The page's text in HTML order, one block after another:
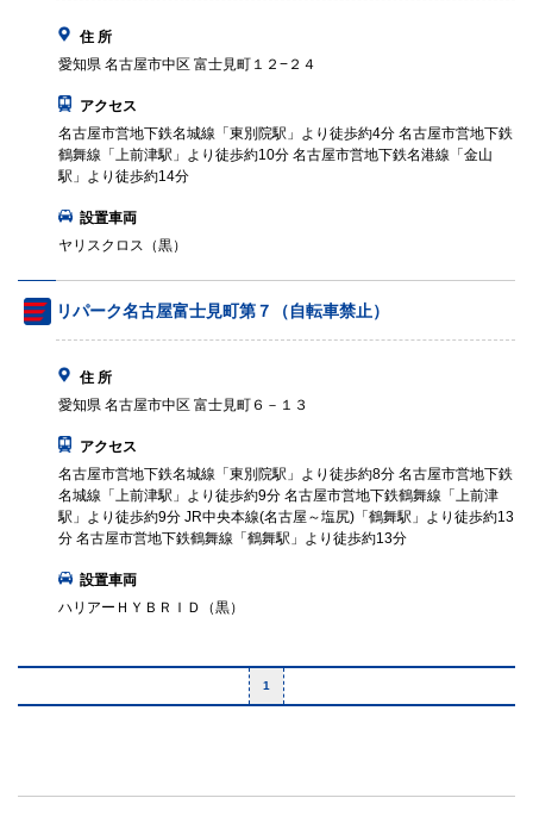
住 所
愛知県 名古屋市中区 富士見町１２−２４
アクセス
名古屋市営地下鉄名城線「東別院駅」より徒歩約4分 名古屋市営地下鉄
鶴舞線「上前津駅」より徒歩約10分 名古屋市営地下鉄名港線「金山
駅」より徒歩約14分
設置車両
ヤリスクロス（黒）
リパーク名古屋富士見町第７（自転車禁止）
住 所
愛知県 名古屋市中区 富士見町６－１３
アクセス
名古屋市営地下鉄名城線「東別院駅」より徒歩約8分 名古屋市営地下鉄
名城線「上前津駅」より徒歩約9分 名古屋市営地下鉄鶴舞線「上前津
駅」より徒歩約9分 JR中央本線(名古屋～塩尻)「鶴舞駅」より徒歩約13
分 名古屋市営地下鉄鶴舞線「鶴舞駅」より徒歩約13分
設置車両
ハリアーＨＹＢＲＩＤ（黒）
1